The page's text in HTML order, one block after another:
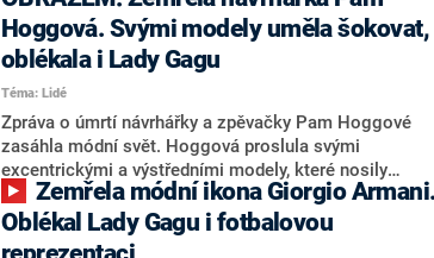
agentury AP je to poprvé, co hlavní cenu dostalo
španělskojazyčné album. Nahrávkou roku je singl
Luther od amerického rappera Kendricka Lamara a
zpěvačky SZA. Cenu za nejlepší píseň roku dostala
další americká zpěvačka Billie Eilish za song
Wildflower.
Hoggová. Svými modely uměla šokovat,
oblékala i Lady Gagu
Téma: Lidé
Zpráva o úmrtí návrhářky a zpěvačky Pam Hoggové
zasáhla módní svět. Hoggová proslula svými
excentrickými a výstředními modely, které nosily
takové hvězdy jako Lady Gaga, Rihanna či Kate
Mossová. V mládí vystupovala také s kapelou Doll.
Oblékal Lady Gagu i fotbalovou